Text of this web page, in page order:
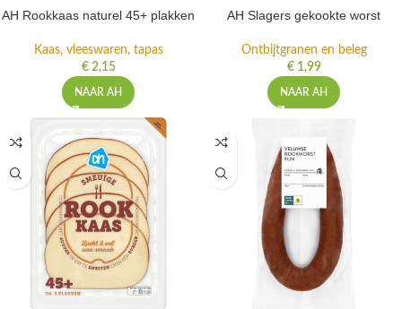
AH Rookkaas naturel 45+ plakken
Kaas, vleeswaren, tapas
€2,15
NAAR AH
AH Slagers gekookte worst
Ontbijtgranen en beleg
€1,99
NAAR AH